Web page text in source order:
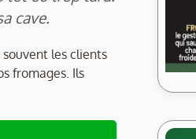
cave.
souvent les clients
fromages. Ils